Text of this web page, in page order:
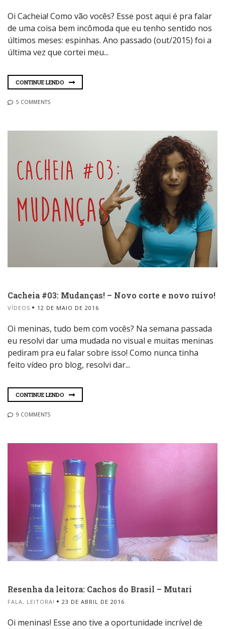
Oi Cacheia! Como vão vocês? Esse post aqui é pra falar
de uma coisa bem incômoda que eu tenho sentido nos
últimos meses: espinhas. Ano passado (out/2015) foi a
última vez que cortei meu...
CONTINUE LENDO
5 COMMENTS
Cacheia #03: Mudanças! – Novo corte e novo ruivo!
VÍDEOS 12 DE MAIO DE 2016
Oi meninas, tudo bem com vocês? Na semana passada
eu resolvi dar uma mudada no visual e muitas meninas
pediram pra eu falar sobre isso! Como nunca tinha
feito vídeo pro blog, resolvi dar...
CONTINUE LENDO
9 COMMENTS
Resenha da leitora: Cachos do Brasil – Mutari
FALA, LEITORA! 23 DE ABRIL DE 2016
Oi meninas! Esse ano tive a oportunidade incrível de